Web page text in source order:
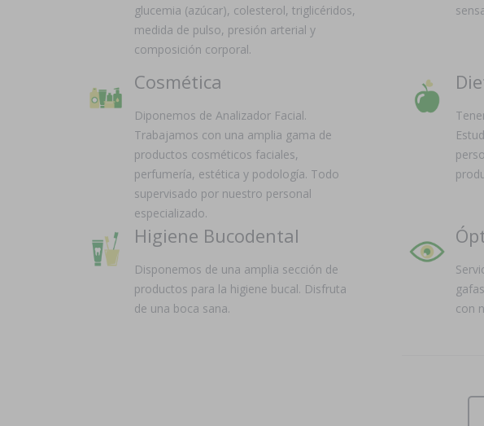
glucemia (azúcar), colesterol, triglicéridos,
medida de pulso, presión arterial y
composición corporal.
Cosmética
Diponemos de Analizador Facial.
Trabajamos con una amplia gama de
productos cosméticos faciales,
perfumería, estética y podología. Todo
supervisado por nuestro personal
especializado.
Higiene Bucodental
Disponemos de una amplia sección de
productos para la higiene bucal. Disfruta
de una boca sana.
con